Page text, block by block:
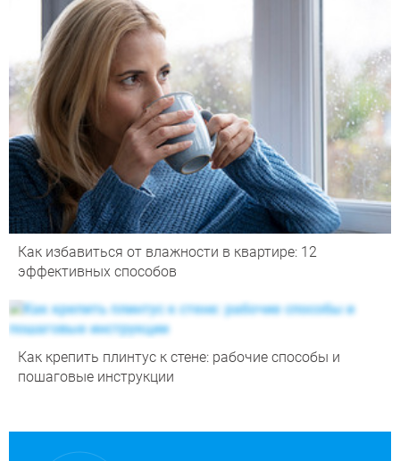
Как избавиться от влажности в квартире: 12
эффективных способов
Как крепить плинтус к стене: рабочие способы и
пошаговые инструкции